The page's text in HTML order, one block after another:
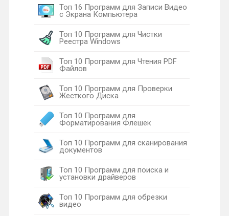
Топ 16 Программ для Записи Видео
с Экрана Компьютера
Топ 10 Программ для Чистки
Реестра Windows
Топ 10 Программ для Чтения PDF
Файлов
Топ 10 Программ для Проверки
Жесткого Диска
Топ 10 Программ для
Форматирования Флешек
Топ 10 Программ для сканирования
документов
Топ 10 Программ для поиска и
установки драйверов
Топ 10 Программ для обрезки
видео